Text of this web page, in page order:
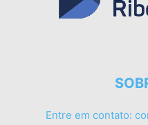
Entre em contato: